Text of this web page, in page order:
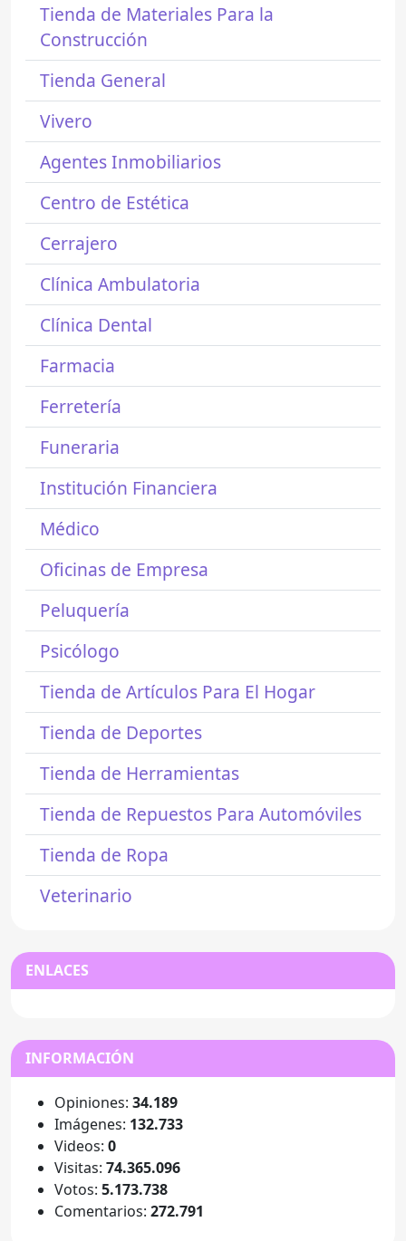
Tienda de Materiales Para la
Construcción
Tienda General
Vivero
Agentes Inmobiliarios
Centro de Estética
Cerrajero
Clínica Ambulatoria
Clínica Dental
Farmacia
Ferretería
Funeraria
Institución Financiera
Médico
Oficinas de Empresa
Peluquería
Psicólogo
Tienda de Artículos Para El Hogar
Tienda de Deportes
Tienda de Herramientas
Tienda de Repuestos Para Automóviles
Tienda de Ropa
Veterinario
ENLACES
INFORMACIÓN
Opiniones: 34.189
Imágenes: 132.733
Videos: 0
Visitas: 74.365.096
Votos: 5.173.738
Comentarios: 272.791